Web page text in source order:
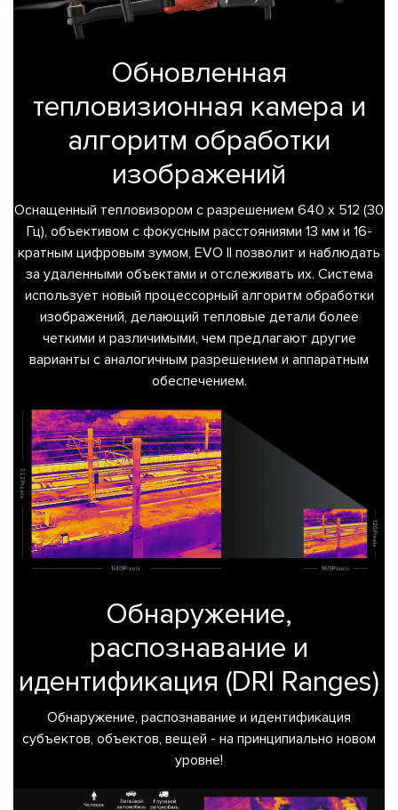
+7
Обновленная
тепловизионная камера и
алгоритм обработки
изображений
Оснащенный тепловизором с разрешением 640 x 512 (30
Гц), объективом с фокусным расстояниями 13 мм и 16-
кратным цифровым зумом, EVO II позволит и наблюдать
за удаленными объектами и отслеживать их. Система
использует новый процессорный алгоритм обработки
изображений, делающий тепловые детали более
четкими и различимыми, чем предлагают другие
варианты с аналогичным разрешением и аппаратным
обеспечением.
Обнаружение,
распознавание и
идентификация (DRI Ranges)
Обнаружение, распознавание и идентификация
субъектов, объектов, вещей - на принципиально новом
уровне!